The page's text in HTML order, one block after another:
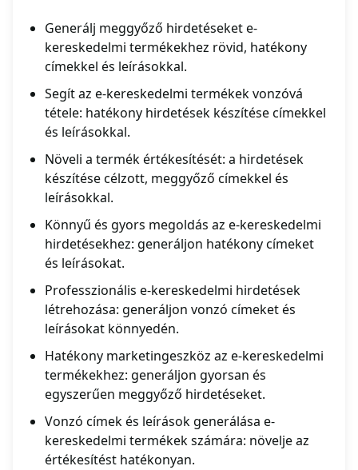
Generálj meggyőző hirdetéseket e-
kereskedelmi termékekhez rövid, hatékony
címekkel és leírásokkal.
Segít az e-kereskedelmi termékek vonzóvá
tétele: hatékony hirdetések készítése címekkel
és leírásokkal.
Növeli a termék értékesítését: a hirdetések
készítése célzott, meggyőző címekkel és
leírásokkal.
Könnyű és gyors megoldás az e-kereskedelmi
hirdetésekhez: generáljon hatékony címeket
és leírásokat.
Professzionális e-kereskedelmi hirdetések
létrehozása: generáljon vonzó címeket és
leírásokat könnyedén.
Hatékony marketingeszköz az e-kereskedelmi
termékekhez: generáljon gyorsan és
egyszerűen meggyőző hirdetéseket.
Vonzó címek és leírások generálása e-
kereskedelmi termékek számára: növelje az
értékesítést hatékonyan.